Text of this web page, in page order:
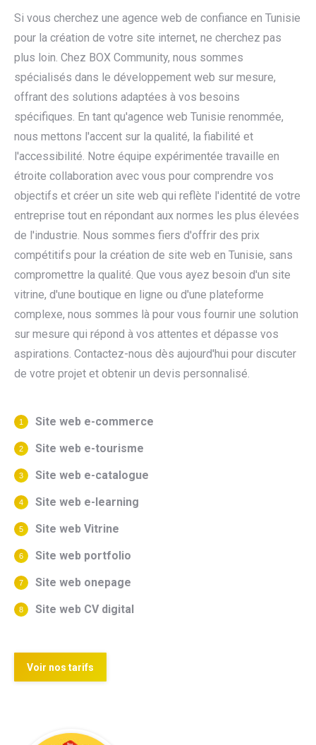
Si vous cherchez une agence web de confiance en Tunisie
pour la création de votre site internet, ne cherchez pas
plus loin. Chez BOX Community, nous sommes
spécialisés dans le développement web sur mesure,
offrant des solutions adaptées à vos besoins
spécifiques. En tant qu'agence web Tunisie renommée,
nous mettons l'accent sur la qualité, la fiabilité et
l'accessibilité. Notre équipe expérimentée travaille en
étroite collaboration avec vous pour comprendre vos
objectifs et créer un site web qui reflète l'identité de votre
entreprise tout en répondant aux normes les plus élevées
de l'industrie. Nous sommes fiers d'offrir des prix
compétitifs pour la création de site web en Tunisie, sans
compromettre la qualité. Que vous ayez besoin d'un site
vitrine, d'une boutique en ligne ou d'une plateforme
complexe, nous sommes là pour vous fournir une solution
sur mesure qui répond à vos attentes et dépasse vos
aspirations. Contactez-nous dès aujourd'hui pour discuter
de votre projet et obtenir un devis personnalisé.
Site web e-commerce
Site web e-tourisme
Site web e-catalogue
Site web e-learning
Site web Vitrine
Site web portfolio
Site web onepage
Site web CV digital
Voir nos tarifs